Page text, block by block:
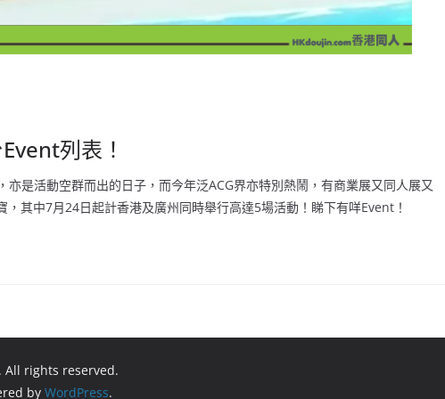
列表！
是活動空群而出的日子，而今年泛ACG界亦特別熱鬧，有商業展又同人展又
其中7月24日起計香港及廣州同時舉行高達5場活動！睇下有咩Event！
. All rights reserved.
by WordPress.